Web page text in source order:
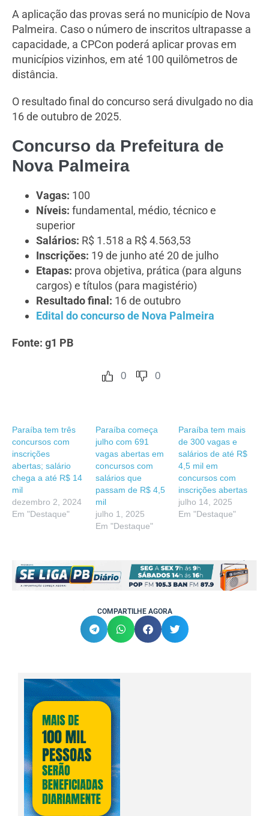
A aplicação das provas será no município de Nova
Palmeira. Caso o número de inscritos ultrapasse a
capacidade, a CPCon poderá aplicar provas em
municípios vizinhos, em até 100 quilômetros de
distância.
O resultado final do concurso será divulgado no dia
16 de outubro de 2025.
Concurso da Prefeitura de
Nova Palmeira
Vagas: 100
Níveis: fundamental, médio, técnico e
superior
Salários: R$ 1.518 a R$ 4.563,53
Inscrições: 19 de junho até 20 de julho
Etapas: prova objetiva, prática (para alguns
cargos) e títulos (para magistério)
Resultado final: 16 de outubro
Edital do concurso de Nova Palmeira
Fonte: g1 PB
0 0
Paraíba tem três
concursos com
inscrições
abertas; salário
chega a até R$ 14
mil
dezembro 2, 2024
Em "Destaque"
Paraíba começa
julho com 691
vagas abertas em
concursos com
salários que
passam de R$ 4,5
mil
julho 1, 2025
Em "Destaque"
Paraíba tem mais
de 300 vagas e
salários de até R$
4,5 mil em
concursos com
inscrições abertas
julho 14, 2025
Em "Destaque"
COMPARTILHE AGORA